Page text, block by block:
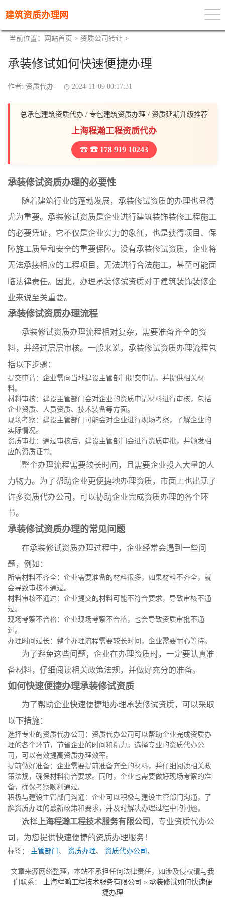
建筑资质办理网
当前位置： 网站首页 > 资质公司转让 >
承装修试如何快速便捷办理
作者: 资质代办 2024-11-09 00:17:31
总承包建筑资质代办 / 专包建筑资质办理 / 资质延期升级推荐
上海程瀚工程资质代办
☎ 178 919 10243
承装修试资质办理的必要性
随着建筑行业的蓬勃发展，承装修试资质的办理也显得
尤为重要。承装修试资质是企业进行建筑装饰装修工程施工
的必要凭证，它不仅是企业实力的象征，也是获得项目、保
障施工质量和安全的重要保障。没有承装修试资质，企业将
无法承接相应的工程项目，无法进行合法施工，甚至可能面
临法律责任。因此，办理承装修试资质对于建筑装饰装修企
业来说至关重要。
承装修试资质办理流程
承装修试资质办理流程相对复杂，需要准备齐全的资
料，并经过层层审核。一般来说，承装修试资质办理流程包
括以下步骤：
提交申请：企业需向当地建设主管部门提交申请，并提供相关材
料。
材料审核：建设主管部门会对企业的资质申请材料进行审核，包括
企业资质、人员资质、技术装备等方面。
现场考察：建设主管部门可能会对企业进行现场考察，了解企业的
实际情况。
资质审批：通过审核后，建设主管部门会进行资质审批，并颁发相
应的资质证书。
整个办理流程需要较长时间，且需要企业投入大量的人
力物力。为了帮助企业更便捷地办理资质，市面上也出现了
许多资质代办公司，可以协助企业完成资质办理的各个环
节。
承装修试资质办理的常见问题
在承装修试资质办理过程中，企业经常会遇到一些问
题，例如：
所需材料不齐全：企业需要准备的材料很多，如果材料不齐全，就
会导致审核不通过。
材料审核不通过：企业提交的材料可能不符合要求，导致审核不通
过。
现场考察不合格：企业现场考察不合格，也会导致资质审批不通
过。
办理时间过长：整个办理流程需要较长时间，企业需要耐心等待。
为了避免这些问题，企业在办理资质时，一定要认真准
备材料，仔细阅读相关政策法规，并做好充分的准备。
如何快速便捷办理承装修试资质
为了帮助企业快速便捷地办理承装修试资质，可以采取
以下措施：
选择专业的资质代办公司：资质代办公司可以帮助企业完成资质办
理的各个环节，节省企业的时间和精力。选择专业的资质代办公
司，可以有效提高资质办理效率。
提前做好准备：企业需要提前准备齐全的材料，并仔细阅读相关政
策法规，确保材料符合要求。同时，企业也需要做好现场考察的准
备，确保考察顺利通过。
积极与建设主管部门沟通：企业可以积极与建设主管部门沟通，了
解资质办理的蕞新政策和要求，并及时解决办理过程中的问题。
选择 上海程瀚工程技术服务有限公司 ，专业资质代办公
司，为您提供快速便捷的资质办理服务！
标签： 主管部门 、 资质办理、 资质代办公司 、
文章来源网络整理，本站不承担任何法律责任，如涉及侵权请与我
们联系：
上海程瀚工程技术服务有限公司 » 承装修试如何快速便
捷办理